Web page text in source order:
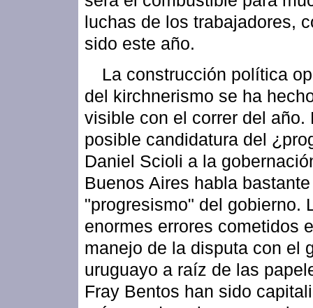
luchas de los trabajadores,
sido este año.
La construcción política
del kirchnerismo se ha
visible con el correr del año.
posible candidatura del
Daniel Scioli a la
Buenos Aires habla
"progresismo" del gobierno.
enormes errores cometidos
manejo de la disputa con el
uruguayo a raíz de las
Fray Bentos han sido